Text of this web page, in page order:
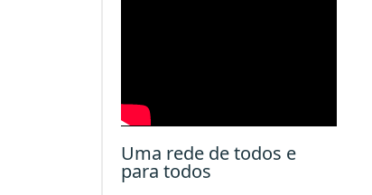
Uma rede de todos e
para todos